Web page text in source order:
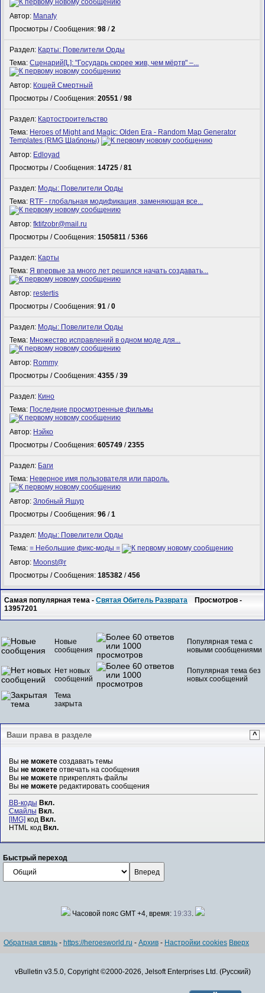
Автор: Manafy
Просмотры / Сообщения:98 /2
Раздел: Карты: Повелители Орды
Тема:Сценарий[L]: "Государь скорее жив, чем мёртв" –...
Автор: Кощей Смертный
Просмотры / Сообщения:20551 /98
Раздел: Картостроительство
Тема: Heroes of Might and Magic: Olden Era - Random Map Generator
Templates (RMG Шаблоны)
Автор: Edloyad
Просмотры / Сообщения:14725 /81
Раздел: Моды: Повелители Орды
Тема: RTF - глобальная модификация, заменяющая все...
Автор:fktifzobr@mail.ru
Просмотры / Сообщения:1505811 /5366
Раздел: Карты
Тема:Я впервые за много лет решился начать создавать...
Автор:restertis
Просмотры / Сообщения:91 /0
Раздел: Моды: Повелители Орды
Тема: Множество исправлений в одном моде для...
Автор: Rommy
Просмотры / Сообщения:4355 /39
Раздел: Кино
Тема: Последние просмотренные фильмы
Автор: Нэйко
Просмотры / Сообщения:605749 /2355
Раздел: Баги
Тема: Неверное имя пользователя или пароль.
Автор:Злобный Ящур
Просмотры / Сообщения:96 /1
Раздел: Моды: Повелители Орды
Тема:= Небольшие фикс-моды =
Автор: Mооnst@r
Просмотры / Сообщения:185382 /456
Самая популярная тема -Святая Обитель Разврата Просмотров -
13957201
Новые
сообщения
Популярная тема с
новыми сообщениями
Нет новых
сообщений
Популярная тема без
новых сообщений
Тема
закрыта
Ваши права в разделе ^
Вы не можетесоздавать темы
Вы не можетеотвечать на сообщения
Вы не можетеприкреплять файлы
Вы не можетередактировать сообщения
BB-коды Вкл.
Смайлы Вкл.
[IMG]код Вкл.
HTML код Вкл.
Быстрый переход
Часовой пояс GMT +4, время: 19:33.
Обратная связь - https://heroesworld.ru - Архив - Настройки cookies Вверх
vBulletin v3.5.0, Copyright ©2000-2026, Jelsoft Enterprises Ltd. (Русский)